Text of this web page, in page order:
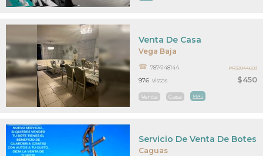
Vega Baja
$450
Venta De Casa
7874148144
Venta Casa MAS
976 vistas
PR32044603
Caguas
Servicio De Venta De Botes.